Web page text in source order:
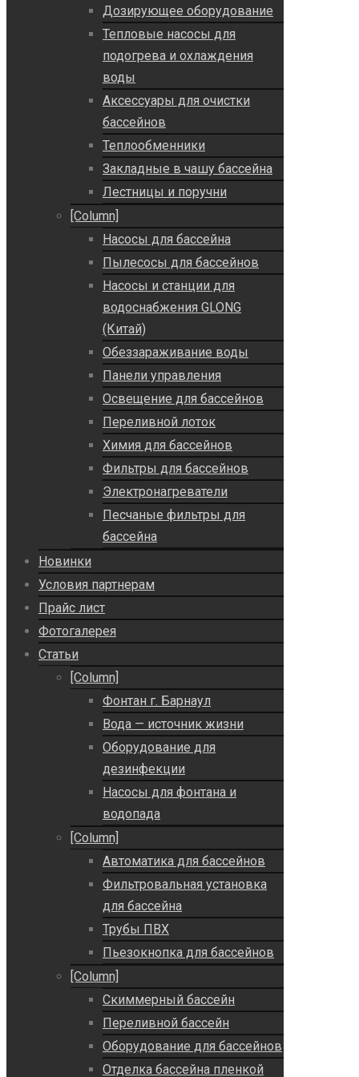
Дозирующее оборудование
Тепловые насосы для
подогрева и охлаждения
воды
Аксессуары для очистки
бассейнов
Теплообменники
Закладные в чашу бассейна
Лестницы и поручни
[Column]
Насосы для бассейна
Пылесосы для бассейнов
Насосы и станции для
водоснабжения GLONG
(Китай)
Обеззараживание воды
Панели управления
Освещение для бассейнов
Переливной лоток
Химия для бассейнов
Фильтры для бассейнов
Электронагреватели
Песчаные фильтры для
бассейна
Новинки
Условия партнерам
Прайс лист
Фотогалерея
Статьи
[Column]
Фонтан г. Барнаул
Вода — источник жизни
Оборудование для
дезинфекции
Насосы для фонтана и
водопада
[Column]
Автоматика для бассейнов
Фильтровальная установка
для бассейна
Трубы ПВХ
Пьезокнопка для бассейнов
[Column]
Скиммерный бассейн
Переливной бассейн
Оборудование для бассейнов
Отделка бассейна пленкой